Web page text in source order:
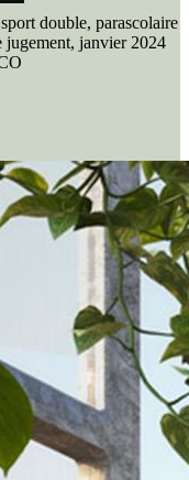
double, parascolaire
jugement, janvier 2024